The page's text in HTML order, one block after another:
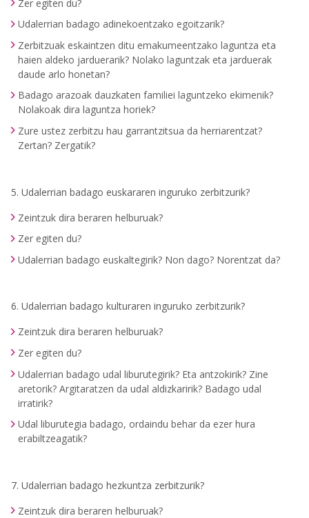
Zer egiten du?
Udalerrian badago adinekoentzako egoitzarik?
Zerbitzuak eskaintzen ditu emakumeentzako laguntza eta
haien aldeko jarduerarik? Nolako laguntzak eta jarduerak
daude arlo honetan?
Badago arazoak dauzkaten familiei laguntzeko ekimenik?
Nolakoak dira laguntza horiek?
Zure ustez zerbitzu hau garrantzitsua da herriarentzat?
Zertan? Zergatik?
5. Udalerrian badago euskararen inguruko zerbitzurik?
Zeintzuk dira beraren helburuak?
Zer egiten du?
Udalerrian badago euskaltegirik? Non dago? Norentzat da?
6. Udalerrian badago kulturaren inguruko zerbitzurik?
Zeintzuk dira beraren helburuak?
Zer egiten du?
Udalerrian badago udal liburutegirik? Eta antzokirik? Zine
aretorik? Argitaratzen da udal aldizkaririk? Badago udal
irratirik?
Udal liburutegia badago, ordaindu behar da ezer hura
erabiltzeagatik?
7. Udalerrian badago hezkuntza zerbitzurik?
Zeintzuk dira beraren helburuak?